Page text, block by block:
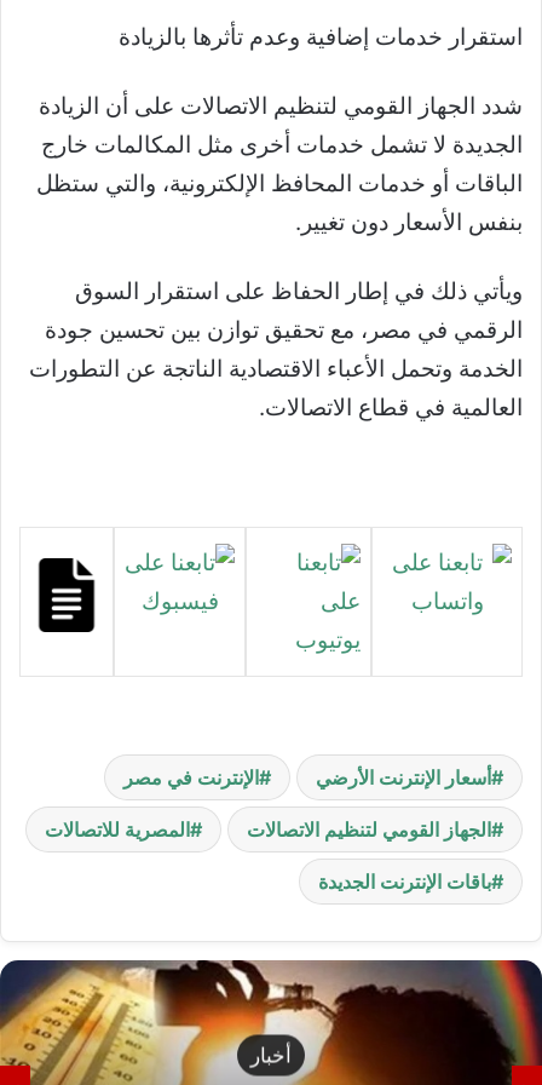
استقرار خدمات إضافية وعدم تأثرها بالزيادة
شدد الجهاز القومي لتنظيم الاتصالات على أن الزيادة
الجديدة لا تشمل خدمات أخرى مثل المكالمات خارج
الباقات أو خدمات المحافظ الإلكترونية، والتي ستظل
بنفس الأسعار دون تغيير.
ويأتي ذلك في إطار الحفاظ على استقرار السوق
الرقمي في مصر، مع تحقيق توازن بين تحسين جودة
الخدمة وتحمل الأعباء الاقتصادية الناتجة عن التطورات
العالمية في قطاع الاتصالات.
أسعار الإنترنت الأرضي الإنترنت في مصر
الجهاز القومي لتنظيم الاتصالات المصرية للاتصالات
باقات الإنترنت الجديدة
أخبار